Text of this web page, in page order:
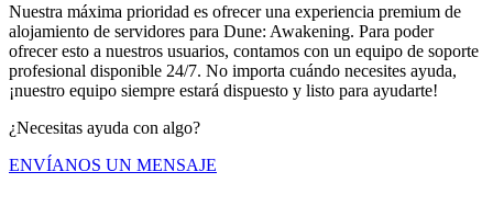
Nuestra máxima prioridad es ofrecer una experiencia premium de
alojamiento de servidores para Dune: Awakening. Para poder
ofrecer esto a nuestros usuarios, contamos con un equipo de soporte
profesional disponible 24/7. No importa cuándo necesites ayuda,
¡nuestro equipo siempre estará dispuesto y listo para ayudarte!
¿Necesitas ayuda con algo?
ENVÍANOS UN MENSAJE